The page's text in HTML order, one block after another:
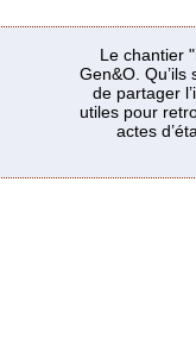
Le chantier
Gen&O.
de partager
utiles pour
actes